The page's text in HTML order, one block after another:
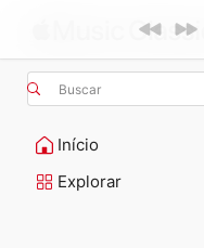
Buscar
Início
Explorar